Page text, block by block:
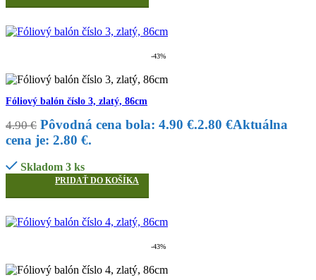
-43%
Fóliový balón číslo 3, zlatý, 86cm
4.90€ Pôvodná cena bola: 4.90 €.2.80 €Aktuálna
cena je: 2.80 €.
Skladom 3 ks
PRIDAŤ DO KOŠÍKA
-43%